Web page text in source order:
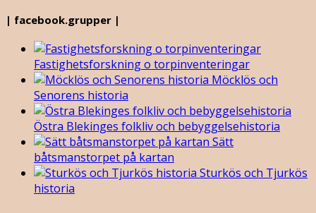
| facebook.grupper |
Fastighetsforskning o torpinventeringar
Möcklös och
Senorens historia
Östra Blekinges folkliv och bebyggelsehistoria
Sätt
båtsmanstorpet på kartan
Sturkös och Tjurkös
historia